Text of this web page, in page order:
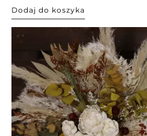
Dodaj do koszyka